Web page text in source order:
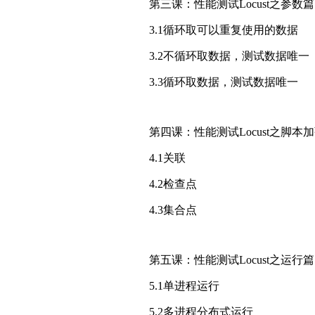
第三课：性能测试Locust之参数篇
3.1循环取可以重复使用的数据
3.2不循环取数据，测试数据唯一
3.3循环取数据，测试数据唯一
第四课：性能测试Locust之脚本
4.1关联
4.2检查点
4.3集合点
第五课：性能测试Locust之运行篇
5.1单进程运行
5.2多进程分布式运行